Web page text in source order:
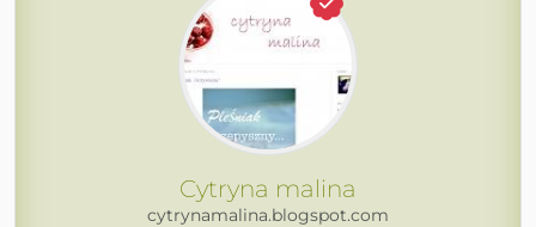
Cytryna malina
cytrynamalina.blogspot.com